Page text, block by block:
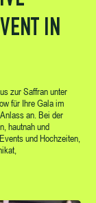
IN
zur Saffran unter
für Ihre Gala im
an. Bei der
hautnah und
und Hochzeiten,